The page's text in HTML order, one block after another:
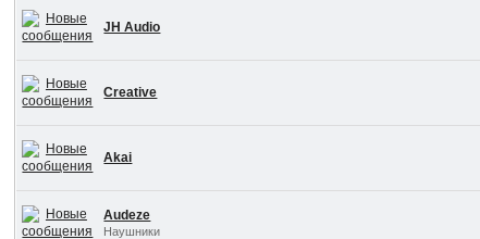
JH Audio
Creative
Akai
Audeze
Наушники